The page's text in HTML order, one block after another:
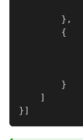
} ,
{
}
]
}]